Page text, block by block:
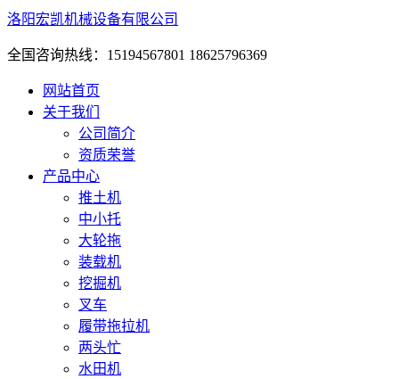
洛阳宏凯机械设备有限公司
全国咨询热线：15194567801 18625796369
网站首页
关于我们
公司简介
资质荣誉
产品中心
推土机
中小托
大轮拖
装载机
挖掘机
叉车
履带拖拉机
两头忙
水田机